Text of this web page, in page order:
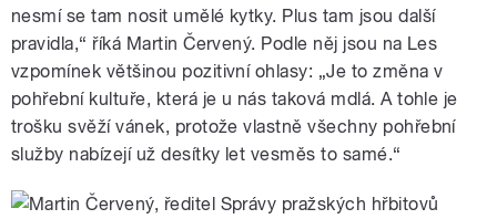
nesmí se tam nosit umělé kytky. Plus tam jsou další
pravidla,“ říká Martin Červený. Podle něj jsou na Les
vzpomínek většinou pozitivní ohlasy: „Je to změna v
pohřební kultuře, která je u nás taková mdlá. A tohle je
trošku svěží vánek, protože vlastně všechny pohřební
služby nabízejí už desítky let vesměs to samé.“